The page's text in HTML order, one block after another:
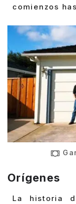
comienzos
Orígenes
La historia